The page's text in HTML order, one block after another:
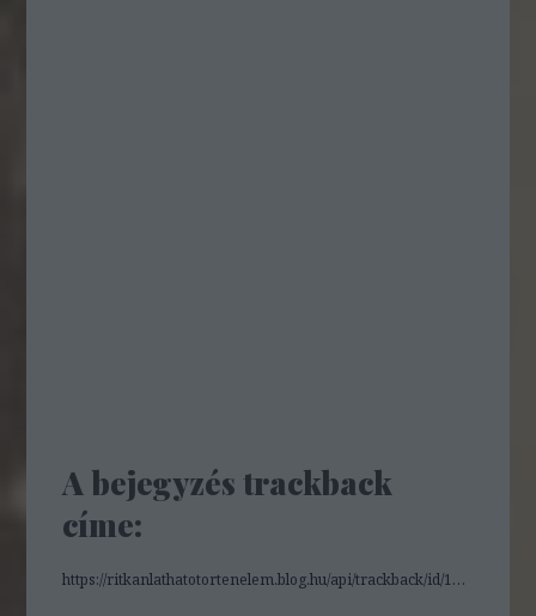
A bejegyzés trackback
címe:
https://ritkanlathatotortenelem.blog.hu/api/trackback/id/19074475